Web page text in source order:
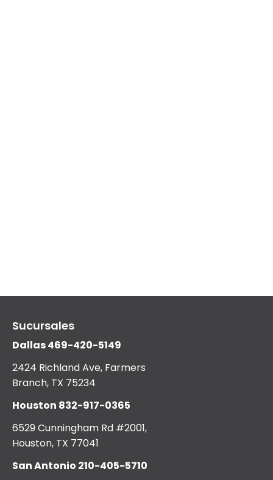
Sucursales
Dallas469-420-5149
2424 Richland Ave, Farmers
Branch, TX 75234
Houston 832-917-0365
6529 Cunningham Rd #2001,
Houston, TX 77041
San Antonio 210-405-5710